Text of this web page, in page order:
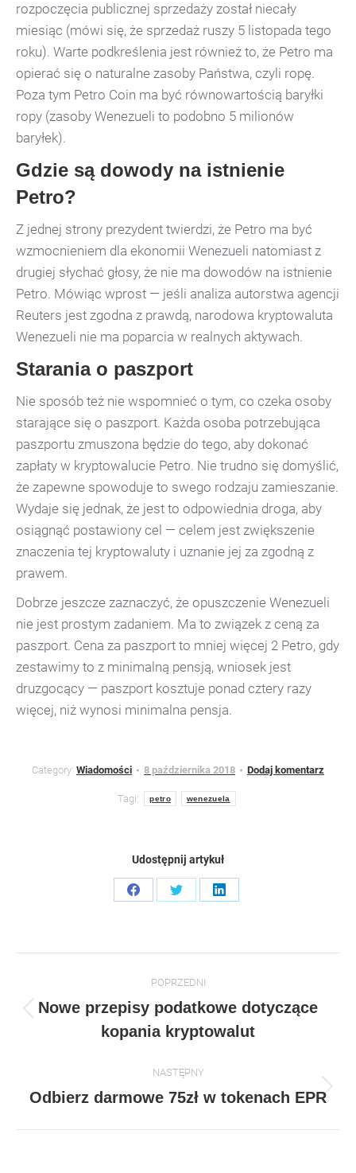
rozpoczęcia publicznej sprzedaży został niecały
miesiąc (mówi się, że sprzedaż ruszy 5 listopada tego
roku). Warte podkreślenia jest również to, że Petro ma
opierać się o naturalne zasoby Państwa, czyli ropę.
Poza tym Petro Coin ma być równowartością baryłki
ropy (zasoby Wenezueli to podobno 5 milionów
baryłek).
Gdzie są dowody na istnienie
Petro?
Z jednej strony prezydent twierdzi, że Petro ma być
wzmocnieniem dla ekonomii Wenezueli natomiast z
drugiej słychać głosy, że nie ma dowodów na istnienie
Petro. Mówiąc wprost — jeśli analiza autorstwa agencji
Reuters jest zgodna z prawdą, narodowa kryptowaluta
Wenezueli nie ma poparcia w realnych aktywach.
Starania o paszport
Nie sposób też nie wspomnieć o tym, co czeka osoby
starające się o paszport. Każda osoba potrzebująca
paszportu zmuszona będzie do tego, aby dokonać
zapłaty w kryptowalucie Petro. Nie trudno się domyślić,
że zapewne spowoduje to swego rodzaju zamieszanie.
Wydaje się jednak, że jest to odpowiednia droga, aby
osiągnąć postawiony cel — celem jest zwiększenie
znaczenia tej kryptowaluty i uznanie jej za zgodną z
prawem.
Dobrze jeszcze zaznaczyć, że opuszczenie Wenezueli
nie jest prostym zadaniem. Ma to związek z ceną za
paszport. Cena za paszport to mniej więcej 2 Petro, gdy
zestawimy to z minimalną pensją, wniosek jest
druzgocący — paszport kosztuje ponad cztery razy
więcej, niż wynosi minimalna pensja.
Category: Wiadomości 8 października 2018 Dodaj komentarz
Tagi: petro wenezuela
Udostępnij artykuł
Share
Share
Share
navigation
POPRZEDNI
Previous
post:
Nowe przepisy podatkowe dotyczące
kopania kryptowalut
NASTĘPNY
Następny
Odbierz darmowe 75zł w tokenach EPR